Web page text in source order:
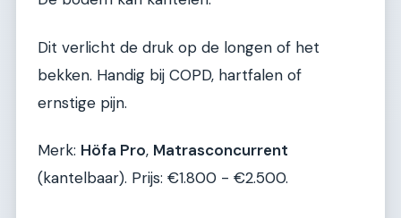
Dit verlicht de druk op de longen of het
bekken. Handig bij COPD, hartfalen of
ernstige pijn.
Merk: Höfa Pro, Matrasconcurrent
(kantelbaar). Prijs: €1.800 - €2.500.